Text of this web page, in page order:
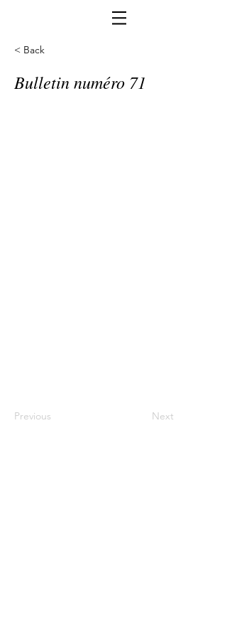
< Back
Bulletin numéro 71
Previous Next